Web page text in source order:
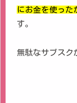
にお金を使った
す。
無駄なサブスク